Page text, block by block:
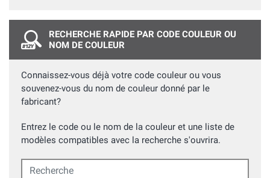
RECHERCHE RAPIDE PAR CODE COULEUR OU
NOM DE COULEUR
Connaissez-vous déjà votre code couleur ou vous
souvenez-vous du nom de couleur donné par le
fabricant?
Entrez le code ou le nom de la couleur et une liste de
modèles compatibles avec la recherche s'ouvrira.
Recherche